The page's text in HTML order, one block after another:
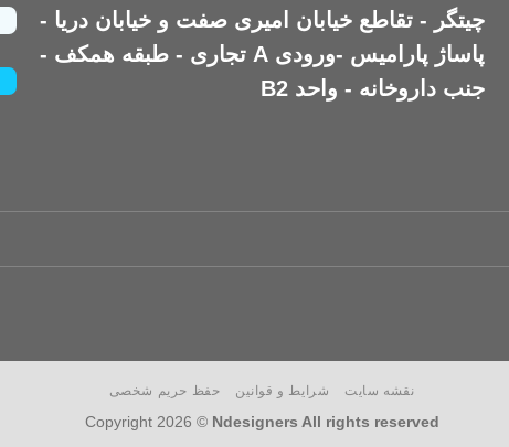
چیتگر - تقاطع خیابان امیری صفت و خیابان دریا -
پاساژ پارامیس -ورودی A تجاری - طبقه همکف -
جنب داروخانه - واحد B2
نقشه سایت شرایط و قوانین حفظ حریم شخصی
Copyright 2026 © Ndesigners All rights reserved